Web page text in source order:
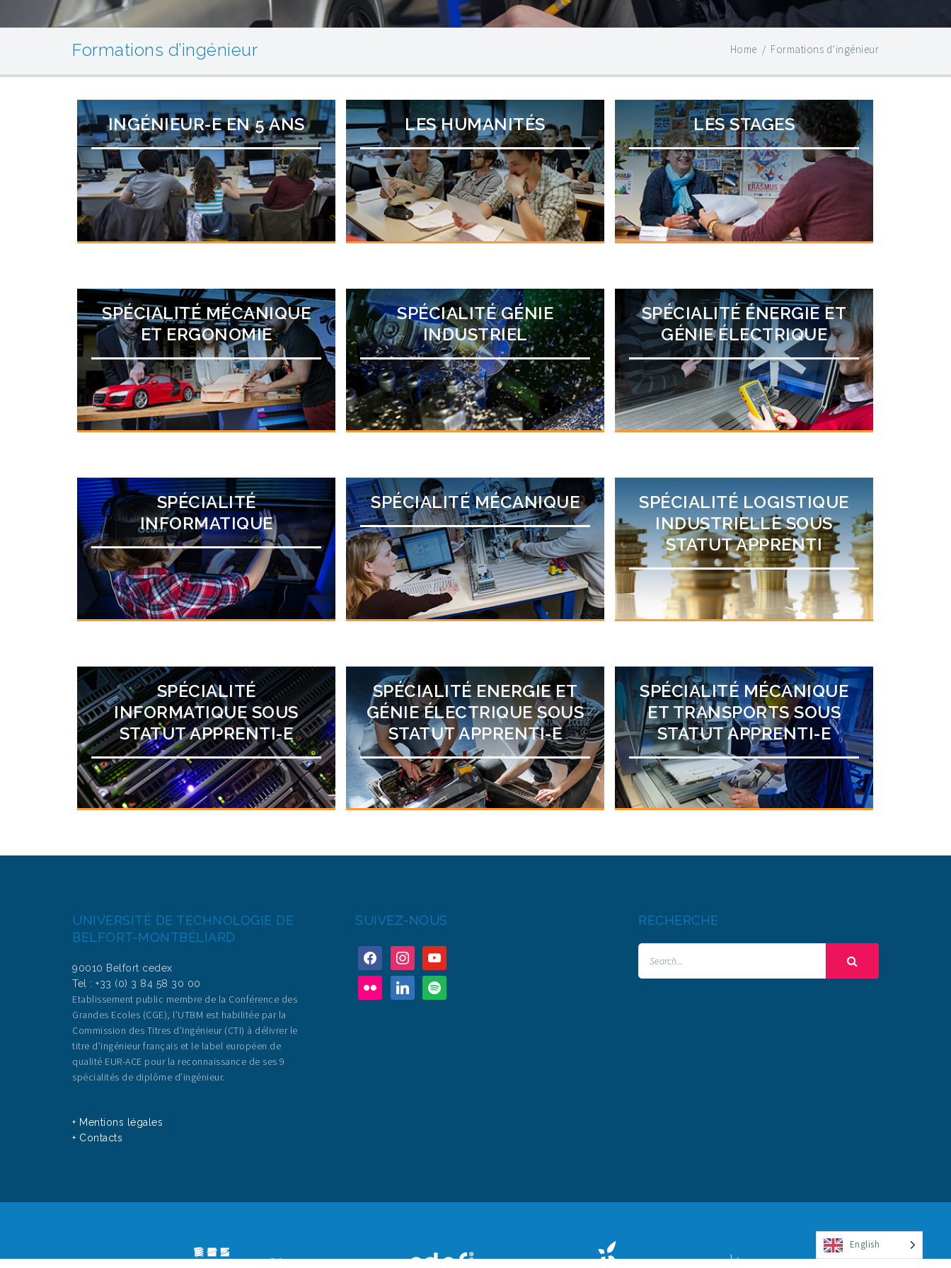
Formations d’ingénieur Home / Formations d’ingénieur
INGÉNIEUR-E EN 5 ANS LES HUMANITÉS LES STAGES
SPÉCIALITÉ MÉCANIQUE
ET ERGONOMIE
SPÉCIALITÉ GÉNIE
INDUSTRIEL
SPÉCIALITÉ ÉNERGIE ET
GÉNIE ÉLECTRIQUE
SPÉCIALITÉ
INFORMATIQUE
SPÉCIALITÉ MÉCANIQUE
SPÉCIALITÉ LOGISTIQUE
INDUSTRIELLE SOUS
STATUT APPRENTI
SPÉCIALITÉ
INFORMATIQUE SOUS
STATUT APPRENTI-E
SPÉCIALITÉ ENERGIE ET
GÉNIE ÉLECTRIQUE SOUS
STATUT APPRENTI-E
SPÉCIALITÉ MÉCANIQUE
ET TRANSPORTS SOUS
STATUT APPRENTI-E
UNIVERSITÉ DE TECHNOLOGIE DE
BELFORT-MONTBÉLIARD
90010 Belfort cedex
Tel : +33 (0) 3 84 58 30 00
Etablissement public membre de la Conférence des
Grandes Ecoles (CGE), l’UTBM est habilitée par la
Commission des Titres d’Ingénieur (CTI) à délivrer le
titre d’ingénieur français et le label européen de
qualité EUR-ACE pour la reconnaissance de ses 9
spécialités de diplôme d’ingénieur.
+ Mentions légales
+ Contacts
SUIVEZ-NOUS RECHERCHE
English